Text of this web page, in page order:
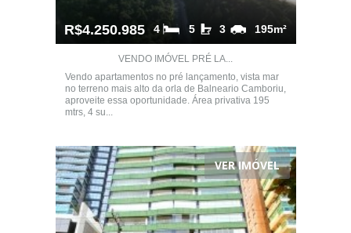
R$4.250.985 195m²
3
5
4
VENDO IMÓVEL PRÉ LA...
Vendo apartamentos no pré lançamento, vista mar
no terreno mais alto da orla de Balneario Camboriu,
aproveite essa oportunidade. Área privativa 195
mtrs, 4 su...
VER IMÓVEL